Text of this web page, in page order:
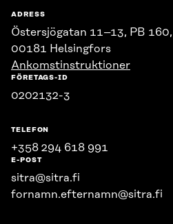
ADRESS
Östersjögatan 11–13, PB 160,
00181 Helsingfors
Ankomstinstruktioner
FÖRETAGS-ID
0202132-3
TELEFON
+358 294 618 991
E-POST
sitra@sitra.fi
fornamn.efternamn@sitra.fi